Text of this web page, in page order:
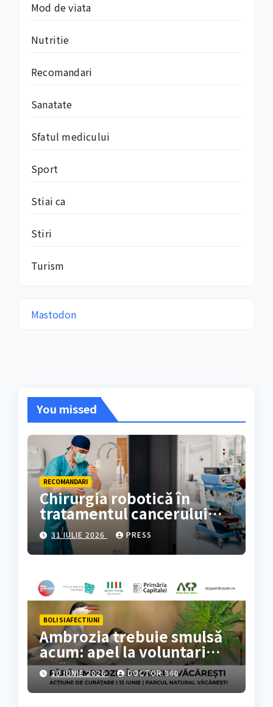
Mod de viata
Nutritie
Recomandari
Sanatate
Sfatul medicului
Sport
Stiai ca
Stiri
Turism
Mastodon
You missed
RECOMANDARI
Chirurgia robotică în
tratamentul cancerului
colorectal
31 IULIE 2026 PRESS
BOLI SI AFECTIUNI
Ambrozia trebuie smulsă
acum: apel la voluntari
pentru acțiune de curățare
în Parcul Natural
Văcărești
10 IUNIE 2026 DOCTOR 360